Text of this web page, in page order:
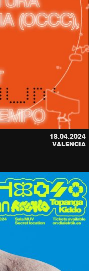
18.04.2024
VALENCIA